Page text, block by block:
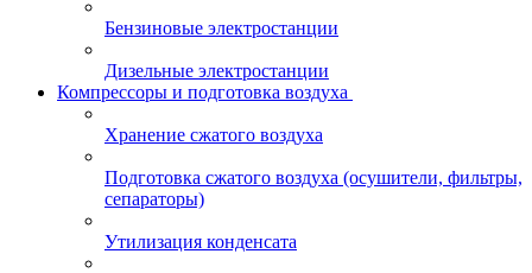
Бензиновые электростанции
Дизельные электростанции
Компрессоры и подготовка воздуха
Хранение сжатого воздуха
Подготовка сжатого воздуха (осушители, фильтры,
сепараторы)
Утилизация конденсата